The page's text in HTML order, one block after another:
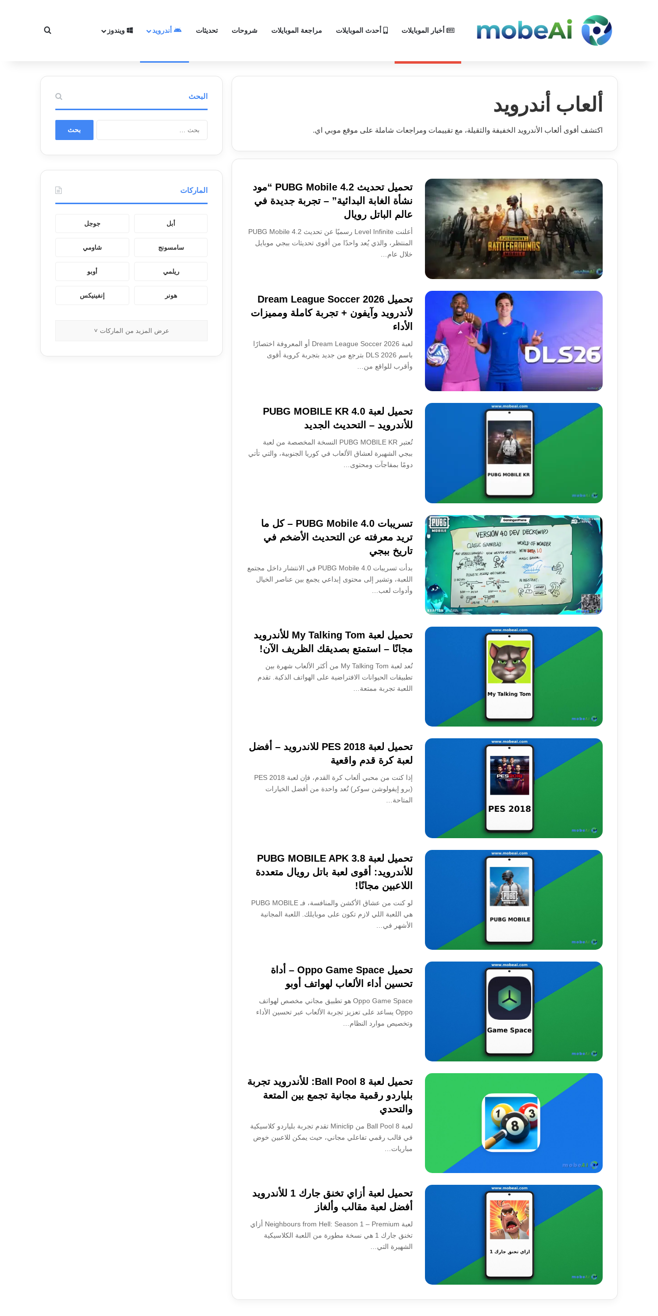
أخبار الموبايلات أحدث الموبايلات مراجعة الموبايلات شروحات تحديثات أندرويد ويندوز
ألعاب أندرويد
اكتشف أقوى ألعاب الأندرويد الخفيفة والثقيلة، مع تقييمات ومراجعات شاملة على موقع موبي اي.
تحميل تحديث PUBG Mobile 4.2 “مود
نشأة الغابة البدائية” – تجربة جديدة في
عالم الباتل رويال
أعلنت Level Infinite رسميًا عن تحديث PUBG Mobile 4.2
المنتظر، والذي يُعد واحدًا من أقوى تحديثات ببجي موبايل
خلال عام…
تحميل Dream League Soccer 2026
لأندرويد وآيفون + تجربة كاملة ومميزات
الأداء
لعبة Dream League Soccer 2026 أو المعروفة اختصارًا
باسم DLS 2026 بترجع من جديد بتجربة كروية أقوى
وأقرب للواقع من…
تحميل لعبة PUBG MOBILE KR 4.0
للأندرويد – التحديث الجديد
تُعتبر PUBG MOBILE KR النسخة المخصصة من لعبة
ببجي الشهيرة لعشاق الألعاب في كوريا الجنوبية، والتي تأتي
دومًا بمفاجآت ومحتوى…
تسريبات PUBG Mobile 4.0 – كل ما
تريد معرفته عن التحديث الأضخم في
تاريخ ببجي
بدأت تسريبات PUBG Mobile 4.0 في الانتشار داخل مجتمع
اللعبة، وتشير إلى محتوى إبداعي يجمع بين عناصر الخيال
وأدوات لعب…
تحميل لعبة My Talking Tom للأندرويد
مجانًا – استمتع بصديقك الظريف الآن!
تُعد لعبة My Talking Tom من أكثر الألعاب شهرة بين
تطبيقات الحيوانات الافتراضية على الهواتف الذكية. تقدم
اللعبة تجربة ممتعة…
تحميل لعبة PES 2018 للاندرويد – أفضل
لعبة كرة قدم واقعية
إذا كنت من محبي ألعاب كرة القدم، فإن لعبة PES 2018
(برو إيفولوشن سوكر) تُعد واحدة من أفضل الخيارات
المتاحة…
تحميل لعبة PUBG MOBILE APK 3.8
للأندرويد: أقوى لعبة باتل رويال متعددة
اللاعبين مجانًا!
لو كنت من عشاق الأكشن والمنافسة، فـ PUBG MOBILE
هي اللعبة اللي لازم تكون على موبايلك. اللعبة المجانية
الأشهر في…
تحميل Oppo Game Space – أداة
تحسين أداء الألعاب لهواتف أوبو
Oppo Game Space هو تطبيق مجاني مخصص لهواتف
Oppo يساعد على تعزيز تجربة الألعاب عبر تحسين الأداء
وتخصيص موارد النظام…
تحميل لعبة 8 Ball Pool: للأندرويد تجربة
بلياردو رقمية مجانية تجمع بين المتعة
والتحدي
لعبة 8 Ball Pool من Miniclip تقدم تجربة بلياردو كلاسيكية
في قالب رقمي تفاعلي مجاني، حيث يمكن للاعبين خوض
مباريات…
تحميل لعبة أزاي تخنق جارك 1 للأندرويد
أفضل لعبة مقالب وألغاز
لعبة Neighbours from Hell: Season 1 – Premium أزاي
تخنق جارك 1 هي نسخة مطورة من اللعبة الكلاسيكية
الشهيرة التي…
البحث
ح
الماركات
أبل جوجل
سامسونج شاومي
ريلمي أوبو
هونر إنفينيكس
عرض المزيد من الماركات ˅